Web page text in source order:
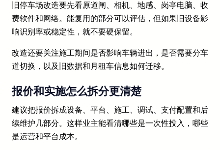
旧停车场改造要先看原道闸、相机、地感、岗亭电脑、收
费软件和网络。能复用的部分可以评估，但如果旧设备影
响识别率或稳定性，就不要硬保留。
改造还要关注施工期间是否影响车辆进出，是否需要分车
道切换，以及旧数据和月租车信息如何迁移。
报价和实施怎么拆分更清楚
建议把报价拆成设备、平台、施工、调试、支付配置和后
续维护几部分。这样业主能看清哪些是一次性投入，哪些
是运营和平台成本。